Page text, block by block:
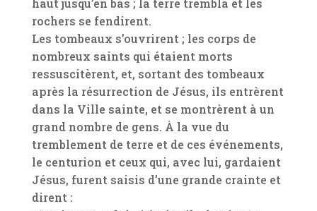
haut jusqu’en bas ; la terre trembla et les
rochers se fendirent.
Les tombeaux s’ouvrirent ; les corps de
nombreux saints qui étaient morts
ressuscitèrent, et, sortant des tombeaux
après la résurrection de Jésus, ils entrèrent
dans la Ville sainte, et se montrèrent à un
grand nombre de gens. À la vue du
tremblement de terre et de ces événements,
le centurion et ceux qui, avec lui, gardaient
Jésus, furent saisis d’une grande crainte et
dirent :